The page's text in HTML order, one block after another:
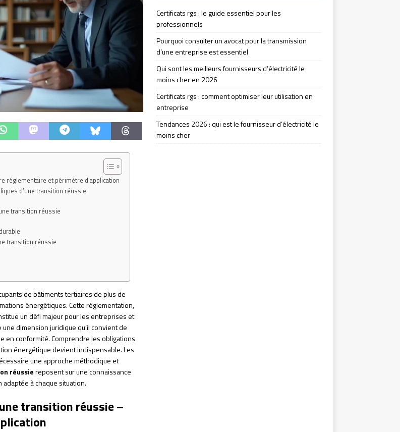
réglementaire et périmètre d’application
d’une transition réussie
transition réussie
transition réussie
de bâtiments tertiaires de plus de
énergétiques. Cette réglementation,
un défi majeur pour les entreprises et
dimension juridique qu’il convient de
en conformité. Comprendre les obligations
énergétique devient indispensable. Les
une approche méthodique et
réussiereposent sur une connaissance
à chaque situation.
transition réussie –
Certificats rgs : le guide essentiel pour les
professionnels
Pourquoi consulter un avocat pour la transmission
d’une entreprise est essentiel
Qui sont les meilleurs fournisseurs d’électricité le
moins cher en 2026
Certificats rgs : comment optimiser leur utilisation en
entreprise
Tendances 2026 : qui est le fournisseur d’électricité le
moins cher